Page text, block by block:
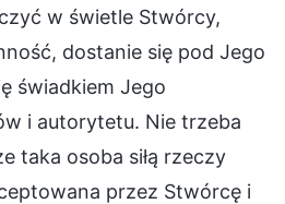
w świetle Stwórcy,
dostanie się pod Jego
świadkiem Jego
i autorytetu. Nie trzeba
taka osoba siłą rzeczy
przez Stwórcę i